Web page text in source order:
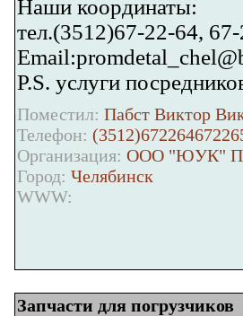
Наши координаты:
тел.(3512)67-22-64,
P.S. услуги
Поместил: Пабст Виктор
Телефон:
Организация: ООО "ЮУК"
Город: Челябинск
WWW:
Запчасти для погрузчиков